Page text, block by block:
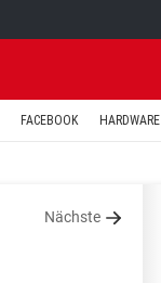
FACEBOOK HARDWARE
Nächste